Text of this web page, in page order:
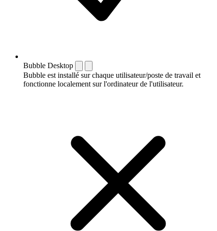
Bubble Desktop
Bubble est installé sur chaque utilisateur/poste de travail et
fonctionne localement sur l'ordinateur de l'utilisateur.